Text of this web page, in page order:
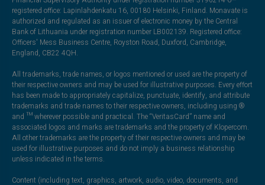
registered office: Lapinlahdenkatu 16, 00180 Helsinki, Finland. Monavate is
authorized and regulated as an issuer of electronic money by the Central
Bank of Lithuania under registration number LB002139. Registered office:
Officers' Mess Business Centre, Royston Road, Duxford, Cambridge,
England, CB22 4QH.
All trademarks, trade names, or logos mentioned or used are the property of
their respective owners and may be used for illustrative purposes. Every effort
has been made to appropriately capitalize, punctuate, identify, and attribute
trademarks and trade names to their respective owners, including using ®
and ™ wherever possible and practical. The “VeritasCard” name and
associated logos and marks are trademarks and the property of Klopercom.
All other trademarks are the property of their respective owners and may be
used for illustrative purposes and do not imply a business relationship
unless indicated in the terms.
Content (including text, graphics, artwork, audio, video, documents, and